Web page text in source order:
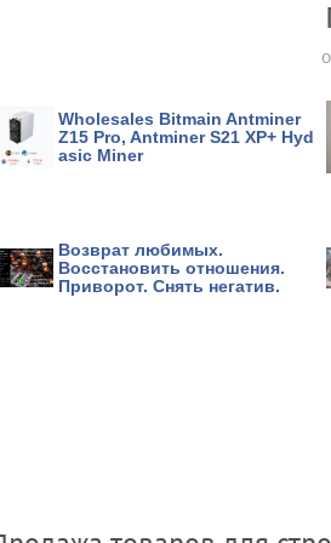
Wholesales Bitmain Antminer
Z15 Pro, Antminer S21 XP+ Hyd
asic Miner
Возврат любимых.
Восстановить отношения.
Приворот. Снять негатив.